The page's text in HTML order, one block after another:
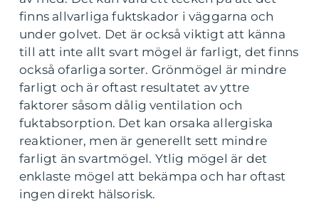
finns allvarliga fuktskador i väggarna och
under golvet. Det är också viktigt att känna
till att inte allt svart mögel är farligt, det finns
också ofarliga sorter. Grönmögel är mindre
farligt och är oftast resultatet av yttre
faktorer såsom dålig ventilation och
fuktabsorption. Det kan orsaka allergiska
reaktioner, men är generellt sett mindre
farligt än svartmögel. Ytlig mögel är det
enklaste mögel att bekämpa och har oftast
ingen direkt hälsorisk.